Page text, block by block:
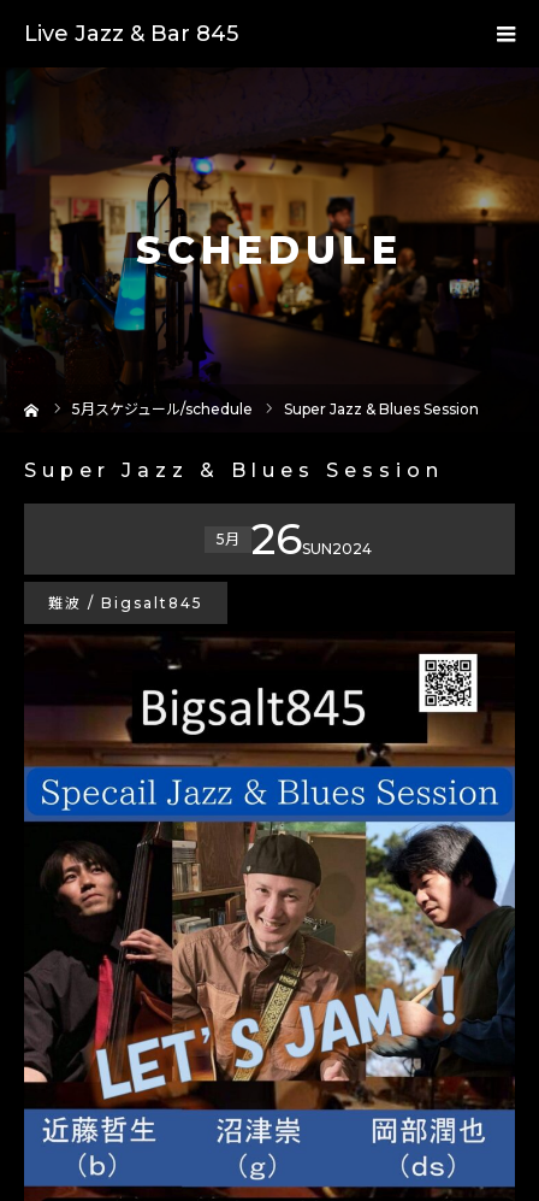
Live Jazz & Bar 845
SCHEDULE
5月スケジュール/schedule Super Jazz & Blues Session
Super Jazz & Blues Session
5月 26SUN2024
難波 / Bigsalt845